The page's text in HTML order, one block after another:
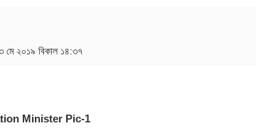
মে ২০১৯ বিকাল ১৪:৩৭
Minister Pic-1